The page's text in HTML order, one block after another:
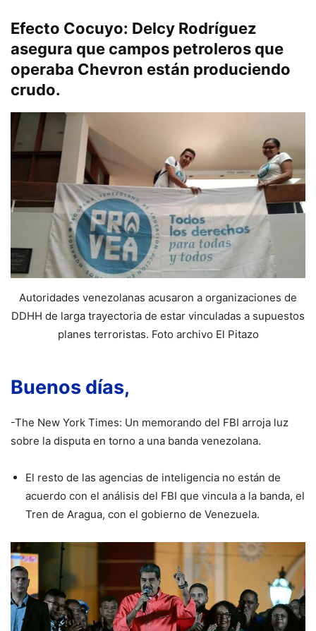
Efecto Cocuyo: Delcy Rodríguez
asegura que campos petroleros que
operaba Chevron están produciendo
crudo.
Autoridades venezolanas acusaron a organizaciones de
DDHH de larga trayectoria de estar vinculadas a supuestos
planes terroristas. Foto archivo El Pitazo
Buenos días,
-The New York Times: Un memorando del FBI arroja luz
sobre la disputa en torno a una banda venezolana.
El resto de las agencias de inteligencia no están de
acuerdo con el análisis del FBI que vincula a la banda, el
Tren de Aragua, con el gobierno de Venezuela.